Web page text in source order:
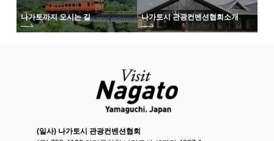
나가토까지 오시는 길 나가토시 관광컨벤션협회소개
(일사) 나가토시 관광컨벤션협회